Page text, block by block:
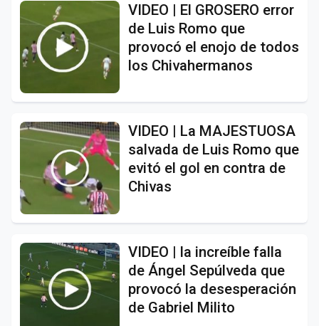
VIDEO | El GROSERO error
de Luis Romo que
provocó el enojo de todos
los Chivahermanos
VIDEO | La MAJESTUOSA
salvada de Luis Romo que
evitó el gol en contra de
Chivas
VIDEO | la increíble falla
de Ángel Sepúlveda que
provocó la desesperación
de Gabriel Milito